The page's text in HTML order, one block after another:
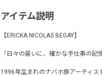
アイテム説明
【ERICKA NICOLAS BEGAY】
「日々の装いに、確かな手仕事の記
1996年生まれのナバホ族アーティス